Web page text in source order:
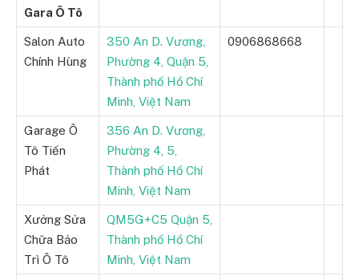
Gara Ô Tô
Salon Auto
Chính Hùng
350 An D. Vương,
Phường 4, Quận 5,
Thành phố Hồ Chí
Minh, Việt Nam
0906868668
Garage Ô
Tô Tiến
Phát
356 An D. Vương,
Phường 4, 5,
Thành phố Hồ Chí
Minh, Việt Nam
Xưởng Sửa
Chữa Bảo
Trì Ô Tô
QM5G+C5 Quận 5,
Thành phố Hồ Chí
Minh, Việt Nam